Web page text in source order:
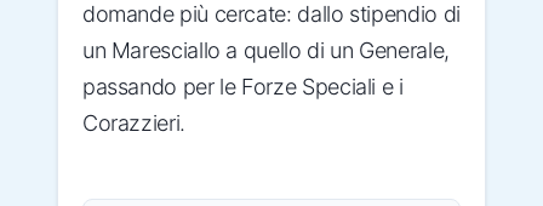
domande più cercate: dallo stipendio di
un Maresciallo a quello di un Generale,
passando per le Forze Speciali e i
Corazzieri.